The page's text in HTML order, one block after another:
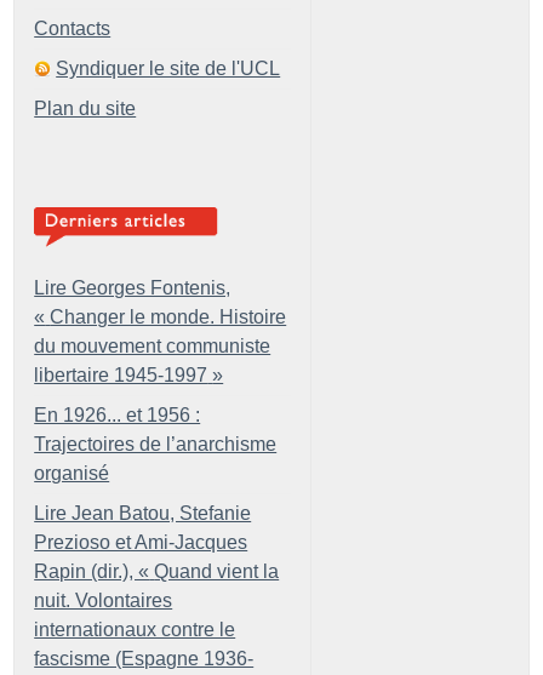
Contacts
Syndiquer le site de l'UCL
Plan du site
Lire Georges Fontenis,
« Changer le monde. Histoire
du mouvement communiste
libertaire 1945-1997 »
En 1926... et 1956 :
Trajectoires de l’anarchisme
organisé
Lire Jean Batou, Stefanie
Prezioso et Ami-Jacques
Rapin (dir.), « Quand vient la
nuit. Volontaires
internationaux contre le
fascisme (Espagne 1936-